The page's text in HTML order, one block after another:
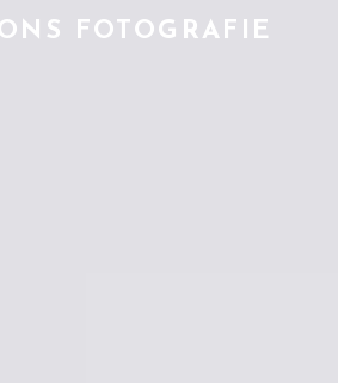
FOTOGRAFIE